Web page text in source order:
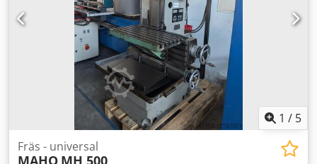
Ageu Nc Uuoqoa - Avstånd spindelcentrum /
inspänningsyta vertikalt: min/max: 50 / 350 mm - Avstånd
spindelspets / inspänningsyta horisontellt: min/max: 0 /
350 mm - Rörelseområde för fräshållarbalk: 600 mm - utan
mothåll - inklusive maskinskruvstycke *
1 / 5
Fräs - universal